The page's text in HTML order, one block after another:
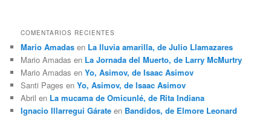
COMENTARIOS RECIENTES
Mario Amadas en La lluvia amarilla, de Julio Llamazares
Mario Amadas en La Jornada del Muerto, de Larry McMurtry
Mario Amadas enYo, Asimov, de Isaac Asimov
Santi Pages enYo, Asimov, de Isaac Asimov
Abril en La mucama de Omicunlé, de Rita Indiana
Ignacio Illarregui Gárate en Bandidos, de Elmore Leonard